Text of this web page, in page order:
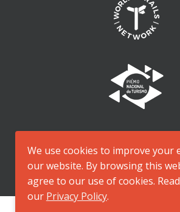
We use cookies to improve your
our website. By browsing this
agree to our use of cookies.
our Privacy Policy.